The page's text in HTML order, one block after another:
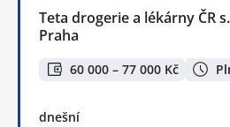
Teta drogerie a lékárny ČR
Praha
60 000 – 77 000 Kč
dnešní